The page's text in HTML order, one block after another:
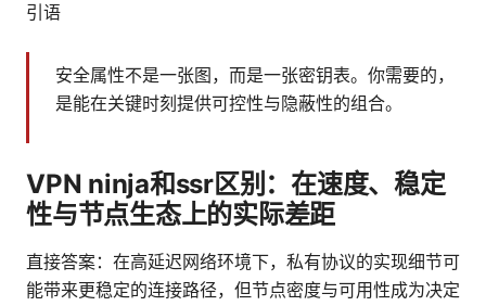
引语
安全属性不是一张图，而是一张密钥表。你需要的，
是能在关键时刻提供可控性与隐蔽性的组合。
VPN ninja和ssr区别：在速度、稳定
性与节点生态上的实际差距
直接答案：在高延迟网络环境下，私有协议的实现细节可
能带来更稳定的连接路径，但节点密度与可用性成为决定